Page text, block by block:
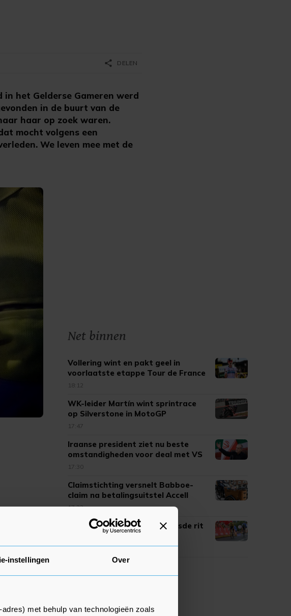
instellingen Over
met behulp van technologieën zoals
in het Gelderse Gameren werd
in de buurt van de
haar op zoek waren.
mocht volgens een
We leven mee met de
share DELEN
Net binnen
Vollering wint en pakt geel in
voorlaatste etappe Tour de France
18:12
WK-leider Martín wint sprintrace
op Silverstone in MotoGP
17:47
Iraanse president ziet nu beste
omstandigheden voor deal met VS
17:30
Claimstichting versnelt Babboe-
claim na betalingsuitstel Accell
17:23
Lemmen verliest leiding in zesde rit
Ronde van Polen, Barré wint
17:20